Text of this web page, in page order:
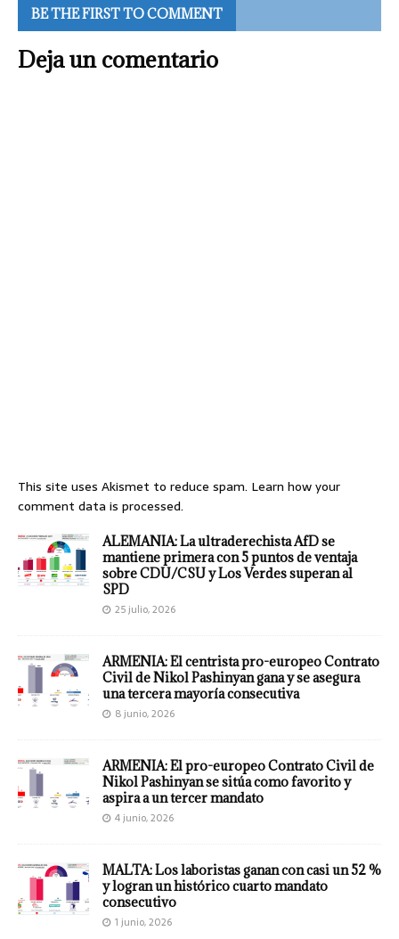
BE THE FIRST TO COMMENT
Deja un comentario
This site uses Akismet to reduce spam. Learn how your
comment data is processed.
ALEMANIA: La ultraderechista AfD se
mantiene primera con 5 puntos de ventaja
sobre CDU/CSU y Los Verdes superan al
SPD
25 julio, 2026
ARMENIA: El centrista pro-europeo Contrato
Civil de Nikol Pashinyan gana y se asegura
una tercera mayoría consecutiva
8 junio, 2026
ARMENIA: El pro-europeo Contrato Civil de
Nikol Pashinyan se sitúa como favorito y
aspira a un tercer mandato
4 junio, 2026
MALTA: Los laboristas ganan con casi un 52 %
y logran un histórico cuarto mandato
consecutivo
1 junio, 2026